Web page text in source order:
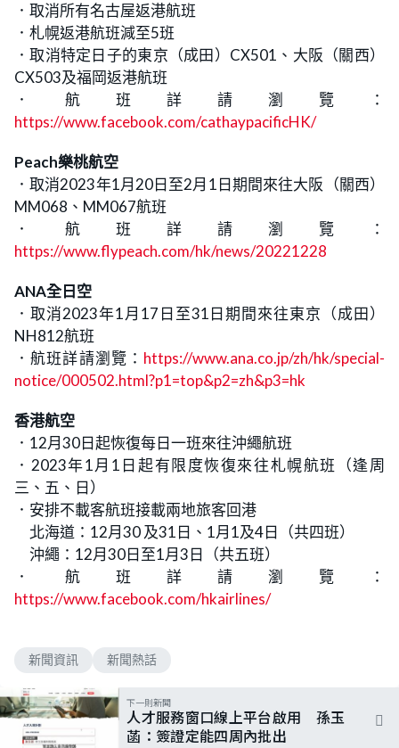
．取消所有名古屋返港航班
．札幌返港航班減至5班
．取消特定日子的東京（成田）CX501、大阪（關西）
CX503及福岡返港航班
．航班詳請瀏覽：
https://www.facebook.com/cathaypacificHK/
Peach樂桃航空
．取消2023年1月20日至2月1日期間來往大阪（關西）
MM068、MM067航班
．航班詳請瀏覽：
https://www.flypeach.com/hk/news/20221228
ANA全日空
．取消2023年1月17日至31日期間來往東京（成田）
NH812航班
．航班詳請瀏覽： https://www.ana.co.jp/zh/hk/special-
notice/000502.html?p1=top&p2=zh&p3=hk
香港航空
．12月30日起恢復每日一班來往沖繩航班
．2023年1月1日起有限度恢復來往札幌航班（逢周
三、五、日）
．安排不載客航班接載兩地旅客回港
北海道：12月30 及31日、1月1及4日（共四班）
沖繩：12月30日至1月3日（共五班）
．航班詳請瀏覽：
https://www.facebook.com/hkairlines/
新聞資訊 新聞熱話
下一則新聞
人才服務窗口線上平台啟用 孫玉
菡：簽證定能四周內批出